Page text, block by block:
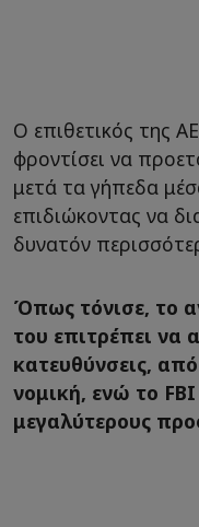
Ο επιθετικός της
φροντίσει να
μετά τα γήπεδα
επιδιώκοντας να
δυνατόν
Όπως τόνισε, το
του επιτρέπει να
κατευθύνσεις,
νομική, ενώ το
μεγαλύτερους